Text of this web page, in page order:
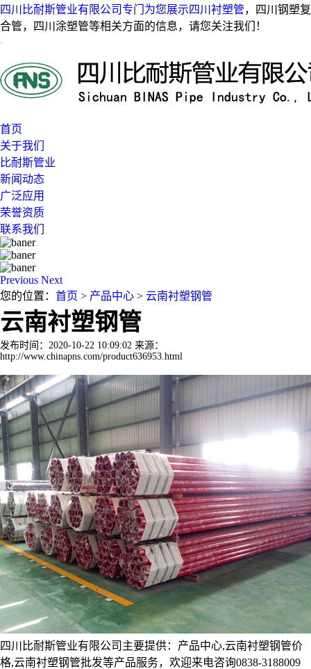
四川比耐斯管业有限公司专门为您展示四川衬塑管，四川钢塑复
合管，四川涂塑管等相关方面的信息，请您关注我们！
首页
关于我们
比耐斯管业
新闻动态
广泛应用
荣誉资质
联系我们
Previous Next
您的位置： 首页 > 产品中心 > 云南衬塑钢管
云南衬塑钢管
发布时间：2020-10-22 10:09:02 来源：
http://www.chinapns.com/product636953.html
四川比耐斯管业有限公司主要提供：产品中心,云南衬塑钢管价
格,云南衬塑钢管批发等产品服务，欢迎来电咨询0838-3188009